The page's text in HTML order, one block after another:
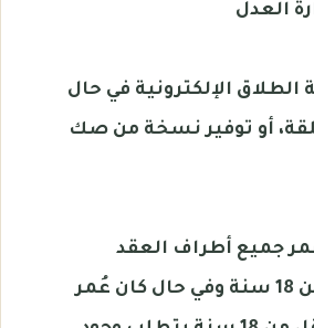
العدل
الطلاق الإلكترونية في حال
أو توفير نسخة من صك
جميع أطراف العقد
والشهود أعلى من 18 سنة وفي حال كان عُمر